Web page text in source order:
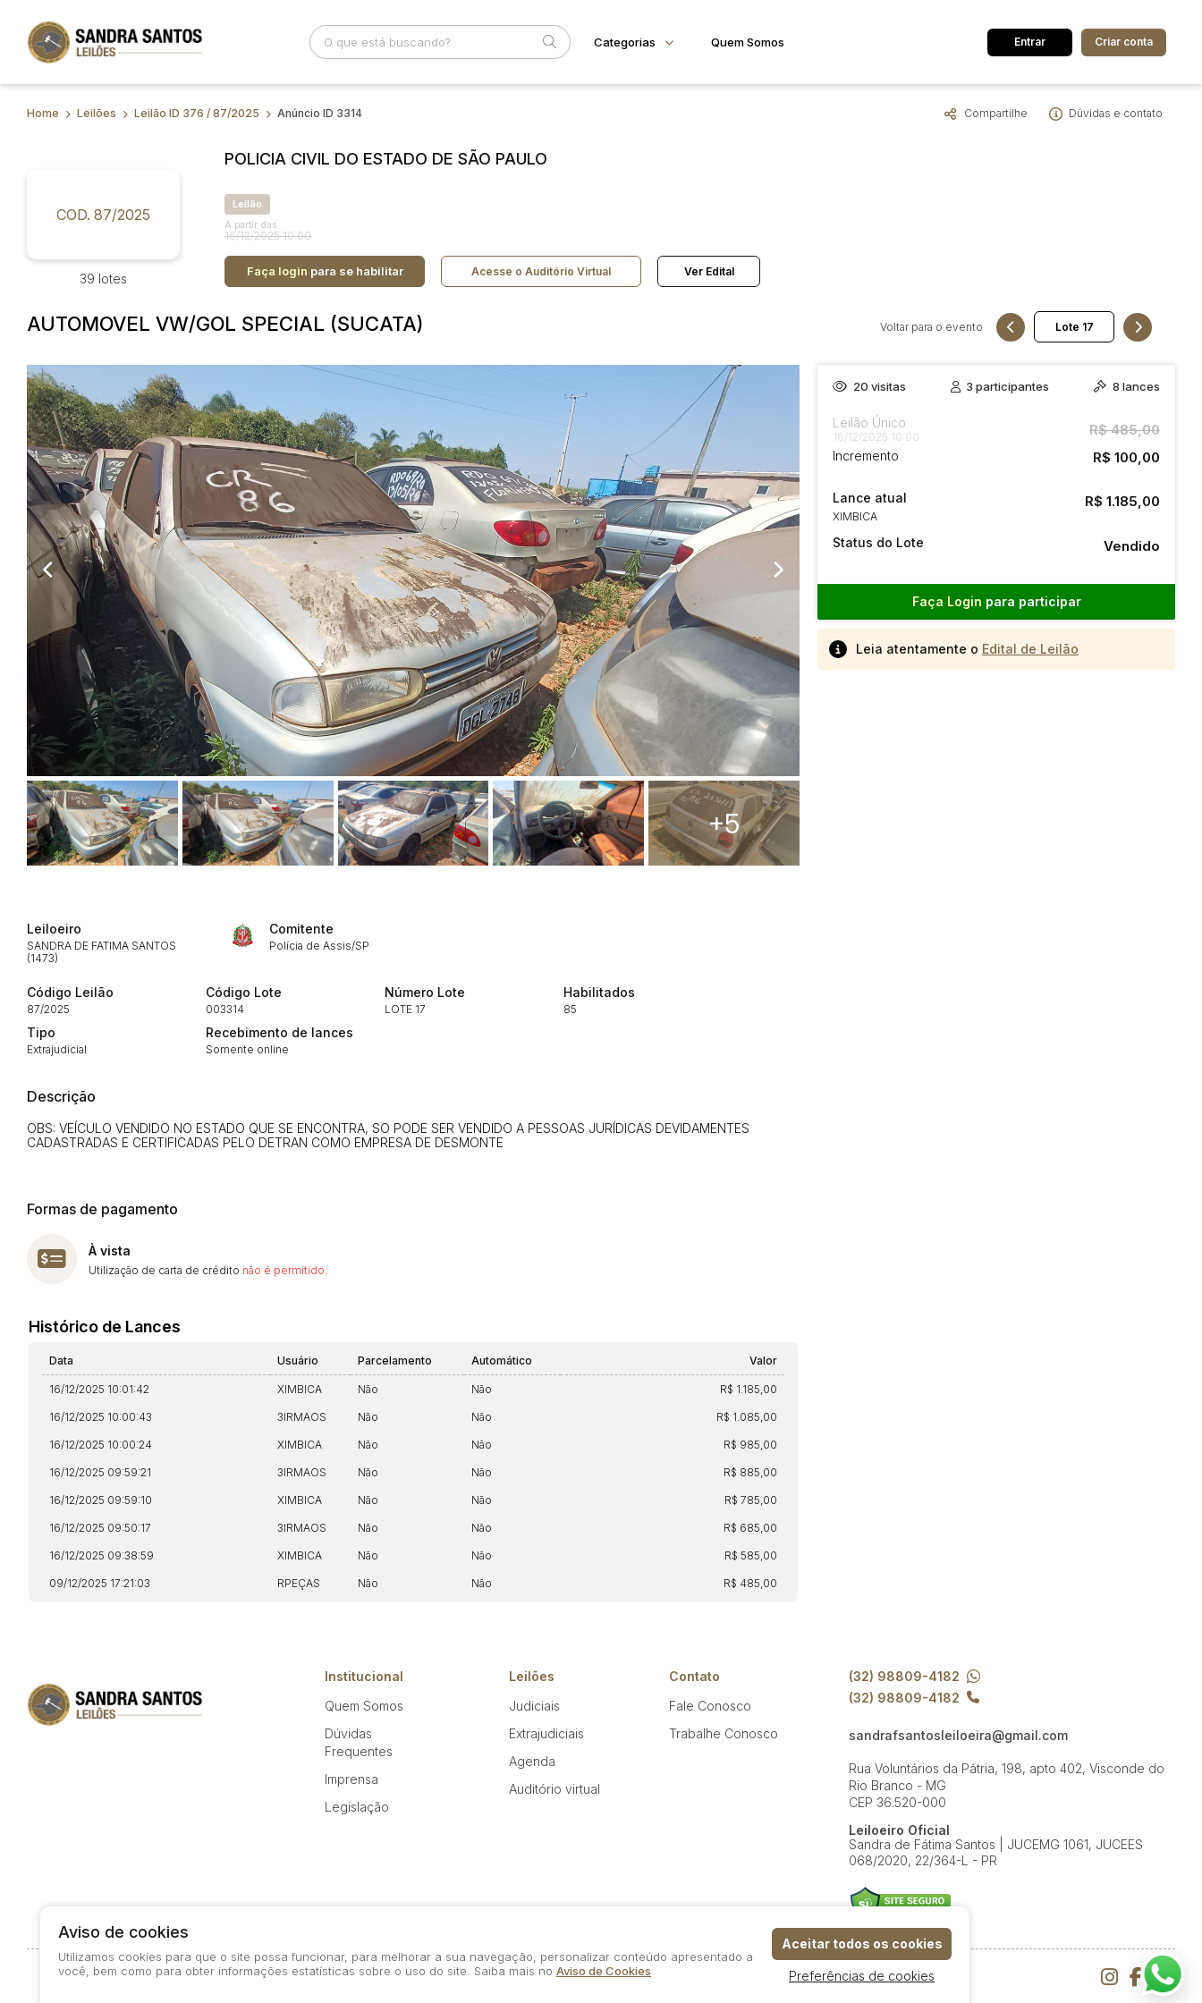
Busca por palavra-chave Categoria Cidade
Categorias
Imóveis
Quem Somos Entrar Criar conta
Home Leilões Leilão ID 376 / 87/2025 Anúncio ID 3314 Compartilhe Dúvidas e contato
COD. 87/2025
39 lotes
POLICIA CIVIL DO ESTADO DE SÃO PAULO
Leilão
A partir das
16/12/2025 10:00
Faça login para se habilitar Acesse o Auditório Virtual Ver Edital
AUTOMOVEL VW/GOL SPECIAL (SUCATA) Voltar para o evento
+5
20 visitas 3participantes 8 lances
Leilão Único
16/12/2025 10:00 R$ 485,00
Incremento R$ 100,00
Lance atual
XIMBICA
R$ 1.185,00
Status do Lote Vendido
Faça Login para participar
Leia atentamente o Edital de Leilão
Leiloeiro
SANDRA DE FATIMA SANTOS
(1473)
Comitente
Polícia de Assis/SP
Código Leilão
87/2025
Código Lote
003314
Número Lote
LOTE 17
Habilitados
85
Tipo
Extrajudicial
Recebimento de lances
Somente online
Descrição
OBS: VEÍCULO VENDIDO NO ESTADO QUE SE ENCONTRA, SO PODE SER VENDIDO A PESSOAS JURÍDICAS DEVIDAMENTES
CADASTRADAS E CERTIFICADAS PELO DETRAN COMO EMPRESA DE DESMONTE
Formas de pagamento
À vista
Utilização de carta de crédito não é permitido
Histórico de Lances
Data Usuário Parcelamento Automático Valor
16/12/2025 10:01:42 XIMBICA Não Não R$ 1.185,00
16/12/2025 10:00:43 3IRMAOS Não Não R$ 1.085,00
16/12/2025 10:00:24 XIMBICA Não Não R$ 985,00
16/12/2025 09:59:21 3IRMAOS Não Não R$ 885,00
16/12/2025 09:59:10 XIMBICA Não Não R$ 785,00
16/12/2025 09:50:17 3IRMAOS Não Não R$ 685,00
16/12/2025 09:38:59 XIMBICA Não Não R$ 585,00
09/12/2025 17:21:03 RPEÇAS Não Não R$ 485,00
Envie sua Proposta
Habilite-se para efetuar lances ou propostas
Institucional
Quem Somos
Dúvidas
Frequentes
Imprensa
Legislação
Leilões
Judiciais
Extrajudiciais
Agenda
Auditório virtual
Contato
Fale Conosco
Trabalhe Conosco
(32) 98809-4182
(32) 98809-4182
sandrafsantosleiloeira@gmail.com
Rua Voluntários da Pátria, 198, apto 402, Visconde do
Rio Branco - MG
CEP 36.520-000
Leiloeiro Oficial
Sandra de Fátima Santos | JUCEMG 1061, JUCEES
068/2020, 22/364-L - PR
© 2026-present - Todos os direitos reservados Política de Privacidade Aviso de Cookies Termos de Uso
Aviso de cookies
Utilizamos cookies para que o site possa funcionar, para melhorar a sua navegação, personalizar conteúdo apresentado a
você, bem como para obter informações estatísticas sobre o uso do site. Saiba mais no Aviso de Cookies
Aceitar todos os cookies
Preferências de cookies